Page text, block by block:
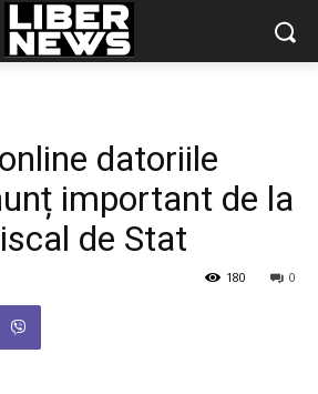
datoriile
important de la
de Stat
0
180